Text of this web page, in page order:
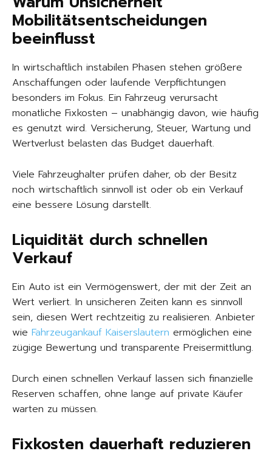
Mobilitätsentscheidungen
beeinflusst
In wirtschaftlich instabilen Phasen stehen größere
Anschaffungen oder laufende Verpflichtungen
besonders im Fokus. Ein Fahrzeug verursacht
monatliche Fixkosten – unabhängig davon, wie häufig
es genutzt wird. Versicherung, Steuer, Wartung und
Wertverlust belasten das Budget dauerhaft.
Viele Fahrzeughalter prüfen daher, ob der Besitz
noch wirtschaftlich sinnvoll ist oder ob ein Verkauf
eine bessere Lösung darstellt.
Liquidität durch schnellen
Verkauf
Ein Auto ist ein Vermögenswert, der mit der Zeit an
Wert verliert. In unsicheren Zeiten kann es sinnvoll
sein, diesen Wert rechtzeitig zu realisieren. Anbieter
wie Fahrzeugankauf Kaiserslautern ermöglichen eine
zügige Bewertung und transparente Preisermittlung.
Durch einen schnellen Verkauf lassen sich finanzielle
Reserven schaffen, ohne lange auf private Käufer
warten zu müssen.
Fixkosten dauerhaft reduzieren